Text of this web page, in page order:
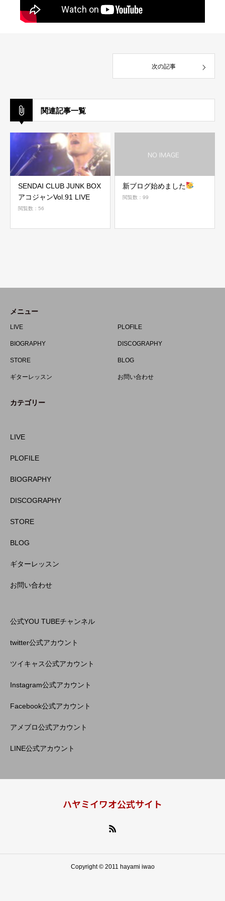
次の記事
関連記事一覧
SENDAI CLUB JUNK BOX
アコジャンVol.91 LIVE
閲覧数：56
新ブログ始めました
閲覧数：99
メニュー
LIVE PLOFILE
BIOGRAPHY DISCOGRAPHY
STORE BLOG
ギターレッスン お問い合わせ
カテゴリー
LIVE
PLOFILE
BIOGRAPHY
DISCOGRAPHY
STORE
BLOG
ギターレッスン
お問い合わせ
公式YOU TUBEチャンネル
twitter公式アカウント
ツイキャス公式アカウント
Instagram公式アカウント
Facebook公式アカウント
アメブロ公式アカウント
LINE公式アカウント
ハヤミイワオ公式サイト
Copyright © 2011 hayami iwao